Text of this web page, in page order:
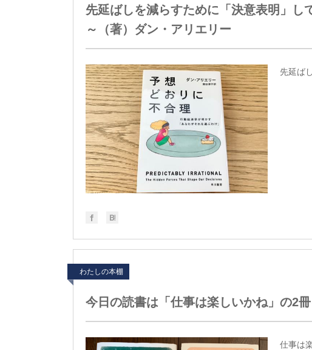
先延ばしを減らすために「決意表明」し
～（著）ダン・アリエリー
先延ば
わたしの本棚
今日の読書は「仕事は楽しいかね」の2
仕事は